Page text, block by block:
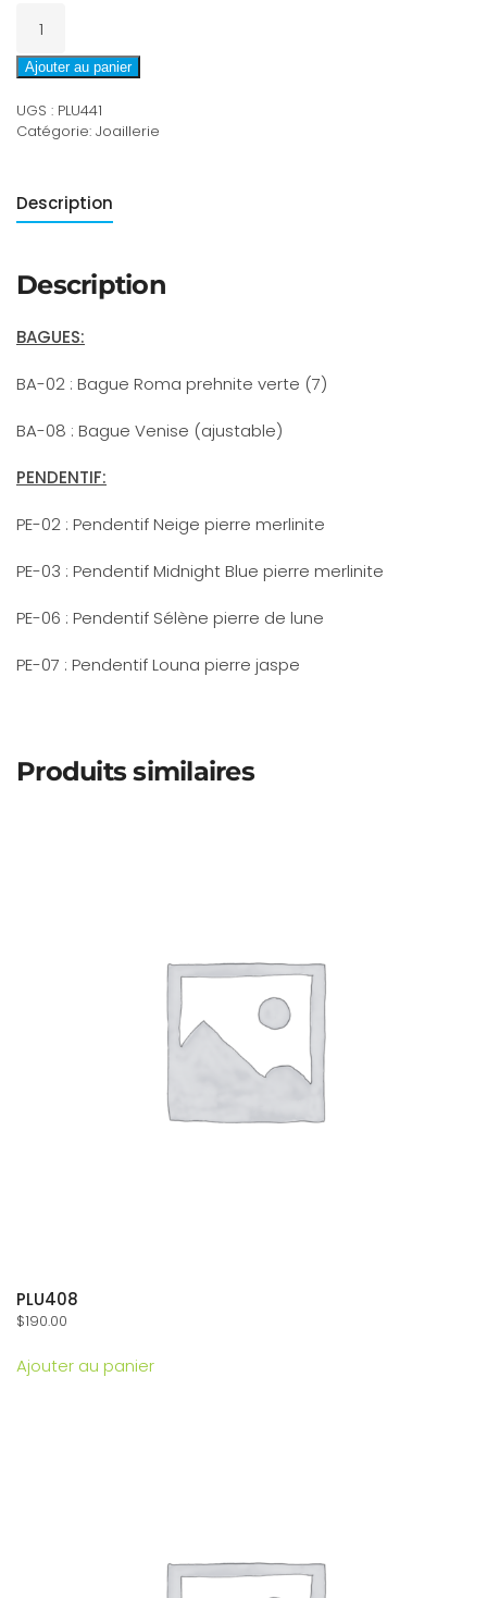
PLU441
Ajouter au panier
UGS : PLU441
Catégorie: Joaillerie
Description
Description
BAGUES:
BA-02 : Bague Roma prehnite verte (7)
BA-08 : Bague Venise (ajustable)
PENDENTIF:
PE-02 : Pendentif Neige pierre merlinite
PE-03 : Pendentif Midnight Blue pierre merlinite
PE-06 : Pendentif Sélène pierre de lune
PE-07 : Pendentif Louna pierre jaspe
Produits similaires
PLU408
$190.00
Ajouter au panier